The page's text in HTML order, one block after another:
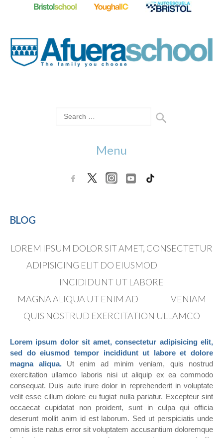
Menu
BLOG
LOREM IPSUM DOLOR SIT AMET, CONSECTETUR
ADIPISICING ELIT DO EIUSMOD
INCIDIDUNT UT LABORE
MAGNA ALIQUA UT ENIM AD
VENIAM
QUIS NOSTRUD EXERCITATION ULLAMCO
Lorem ipsum dolor sit amet, consectetur adipisicing elit,
sed do eiusmod tempor incididunt ut labore et dolore
magna aliqua.Ut enim ad minim veniam, quis nostrud
exercitation ullamco laboris nisi ut aliquip ex ea commodo
consequat. Duis aute irure dolor in reprehenderit in voluptate
velit esse cillum dolore eu fugiat nulla pariatur. Excepteur sint
occaecat cupidatat non proident, sunt in culpa qui officia
deserunt mollit anim id est laborum. Sed ut perspiciatis unde
omnis iste natus error sit voluptatem accusantium doloremque